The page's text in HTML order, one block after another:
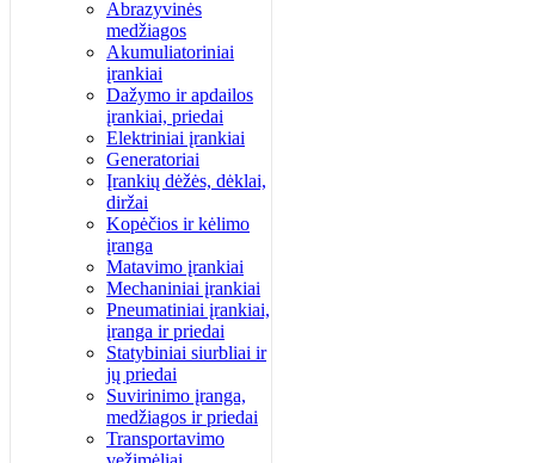
Abrazyvinės
medžiagos
Akumuliatoriniai
įrankiai
Dažymo ir apdailos
įrankiai, priedai
Elektriniai įrankiai
Generatoriai
Įrankių dėžės, dėklai,
diržai
Kopėčios ir kėlimo
įranga
Matavimo įrankiai
Mechaniniai įrankiai
Pneumatiniai įrankiai,
įranga ir priedai
Statybiniai siurbliai ir
jų priedai
Suvirinimo įranga,
medžiagos ir priedai
Transportavimo